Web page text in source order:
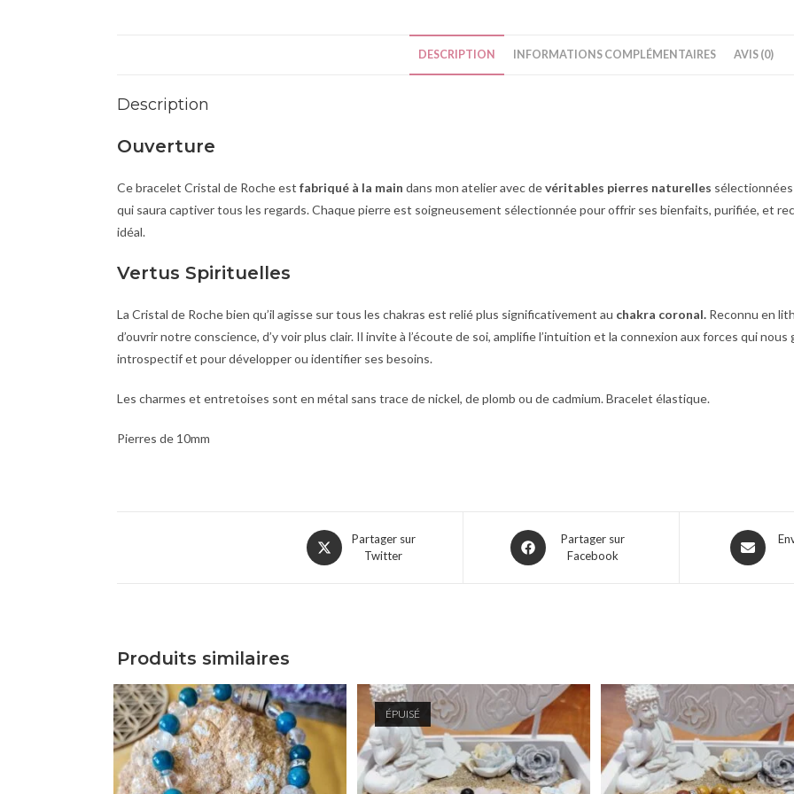
DESCRIPTION INFORMATIONS COMPLÉMENTAIRES AVIS (0)
Description
Ouverture
Ce bracelet Cristal de Roche est fabriqué à la main dans mon atelier avec devéritables pierres naturelles
qui saura captiver tous les regards. Chaque pierre est soigneusement sélectionnée pour offrir ses bienfaits, purifiée, et
idéal.
Vertus Spirituelles
La Cristal de Roche bien qu’il agisse sur tous les chakras est relié plus significativement au chakra coronal. Reconnu en
d’ouvrir notre conscience, d’y voir plus clair. Il invite à l’écoute de soi, amplifie l’intuition et la connexion aux forces qui
introspectif et pour développer ou identifier ses besoins.
Les charmes et entretoises sont en métal sans trace de nickel, de plomb ou de cadmium. Bracelet élastique.
Pierres de 10mm
Partager sur
Twitter
Partager sur
Facebook
Produits similaires
ÉPUISÉ